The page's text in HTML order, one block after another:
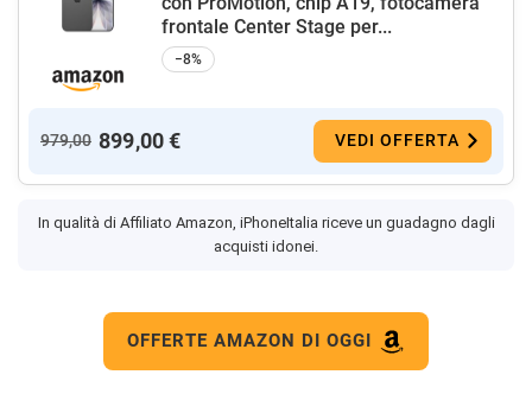
frontale Center Stage per...
−8%
979,00 899,00 € VEDI OFFERTA
In qualità di Affiliato Amazon, iPhoneItalia riceve un guadagno dagli
acquisti idonei.
OFFERTE AMAZON DI OGGI